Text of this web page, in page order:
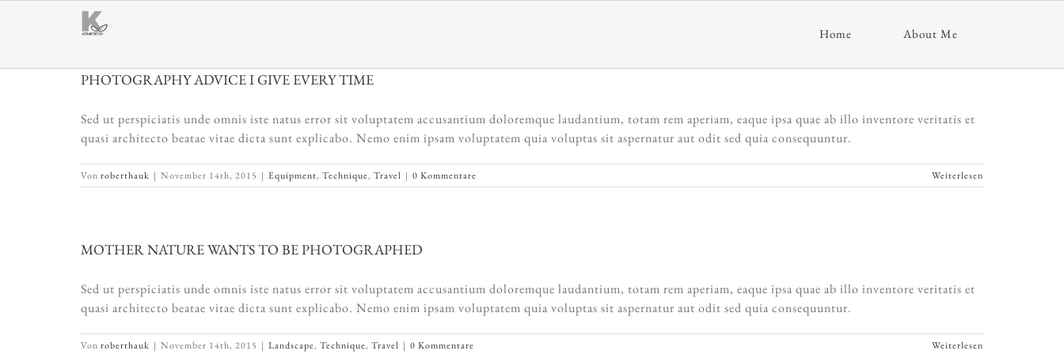
Home About Me
PHOTOGRAPHY ADVICE I GIVE EVERY TIME
Sed ut perspiciatis unde omnis iste natus error sit voluptatem accusantium doloremque laudantium, totam rem aperiam, eaque ipsa quae ab illo inventore veritatis et
quasi architecto beatae vitae dicta sunt explicabo. Nemo enim ipsam voluptatem quia voluptas sit aspernatur aut odit sed quia consequuntur.
Von roberthauk | November 14th, 2015 | Equipment, Technique, Travel | 0 Kommentare Weiterlesen
MOTHER NATURE WANTS TO BE PHOTOGRAPHED
Sed ut perspiciatis unde omnis iste natus error sit voluptatem accusantium doloremque laudantium, totam rem aperiam, eaque ipsa quae ab illo inventore veritatis et
quasi architecto beatae vitae dicta sunt explicabo. Nemo enim ipsam voluptatem quia voluptas sit aspernatur aut odit sed quia consequuntur.
Von roberthauk | November 14th, 2015 | Landscape, Technique, Travel | 0 Kommentare Weiterlesen